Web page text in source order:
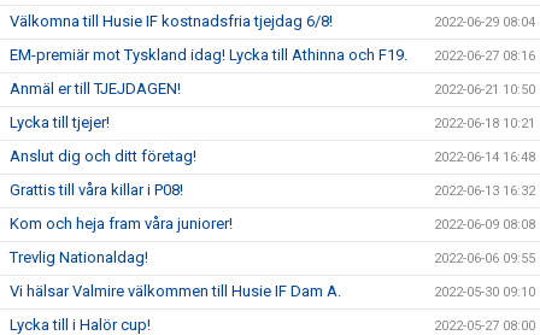
Välkomna till Husie IF kostnadsfria tjejdag 6/8! 2022-06-29 08:04
EM-premiär mot Tyskland idag! Lycka till Athinna och F19. 2022-06-27 08:16
Anmäl er till TJEJDAGEN! 2022-06-21 10:50
Lycka till tjejer! 2022-06-18 10:21
Anslut dig och ditt företag! 2022-06-14 16:48
Grattis till våra killar i P08! 2022-06-13 16:32
Kom och heja fram våra juniorer! 2022-06-09 08:08
Trevlig Nationaldag! 2022-06-06 09:55
Vi hälsar Valmire välkommen till Husie IF Dam A. 2022-05-30 09:10
Lycka till i Halör cup! 2022-05-27 08:00